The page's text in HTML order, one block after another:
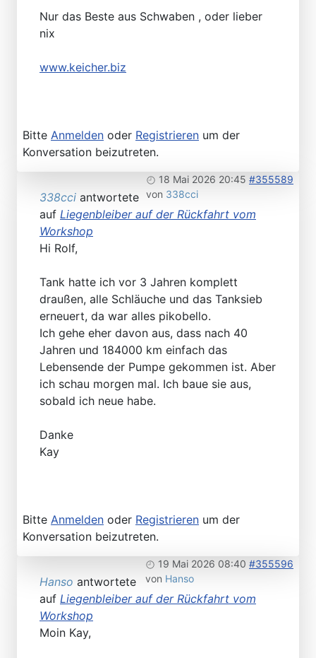
Nur das Beste aus Schwaben , oder lieber
nix
www.keicher.biz
Bitte Anmelden oder Registrieren um der
Konversation beizutreten.
18 Mai 2026 20:45 #355589
von 338cci
338cci antwortete
auf Liegenbleiber auf der Rückfahrt vom
Workshop
Hi Rolf,
Tank hatte ich vor 3 Jahren komplett
draußen, alle Schläuche und das Tanksieb
erneuert, da war alles pikobello.
Ich gehe eher davon aus, dass nach 40
Jahren und 184000 km einfach das
Lebensende der Pumpe gekommen ist. Aber
ich schau morgen mal. Ich baue sie aus,
sobald ich neue habe.
Danke
Kay
Bitte Anmelden oder Registrieren um der
Konversation beizutreten.
19 Mai 2026 08:40 #355596
von Hanso
Hanso antwortete
auf Liegenbleiber auf der Rückfahrt vom
Workshop
Moin Kay,